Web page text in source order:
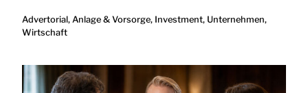
Advertorial, Anlage & Vorsorge, Investment, Unternehmen,
Wirtschaft